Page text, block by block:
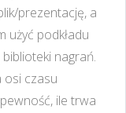
prezentację, a
użyć podkładu
nagrań.
osi czasu
ile trwa